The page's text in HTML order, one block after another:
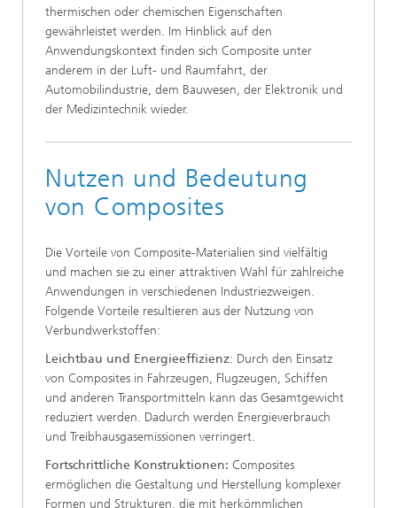
thermischen oder chemischen Eigenschaften
gewährleistet werden. Im Hinblick auf den
Anwendungskontext finden sich Composite unter
anderem in der Luft- und Raumfahrt, der
Automobilindustrie, dem Bauwesen, der Elektronik und
der Medizintechnik wieder.
Nutzen und Bedeutung
von Composites
Die Vorteile von Composite-Materialien sind vielfältig
und machen sie zu einer attraktiven Wahl für zahlreiche
Anwendungen in verschiedenen Industriezweigen.
Folgende Vorteile resultieren aus der Nutzung von
Verbundwerkstoffen:
Leichtbau und Energieeffizienz: Durch den Einsatz
von Composites in Fahrzeugen, Flugzeugen, Schiffen
und anderen Transportmitteln kann das Gesamtgewicht
reduziert werden. Dadurch werden Energieverbrauch
und Treibhausgasemissionen verringert.
Fortschrittliche Konstruktionen: Composites
ermöglichen die Gestaltung und Herstellung komplexer
Formen und Strukturen, die mit herkömmlichen